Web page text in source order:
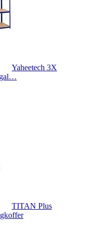
Yaheetech 3X
TITAN Plus